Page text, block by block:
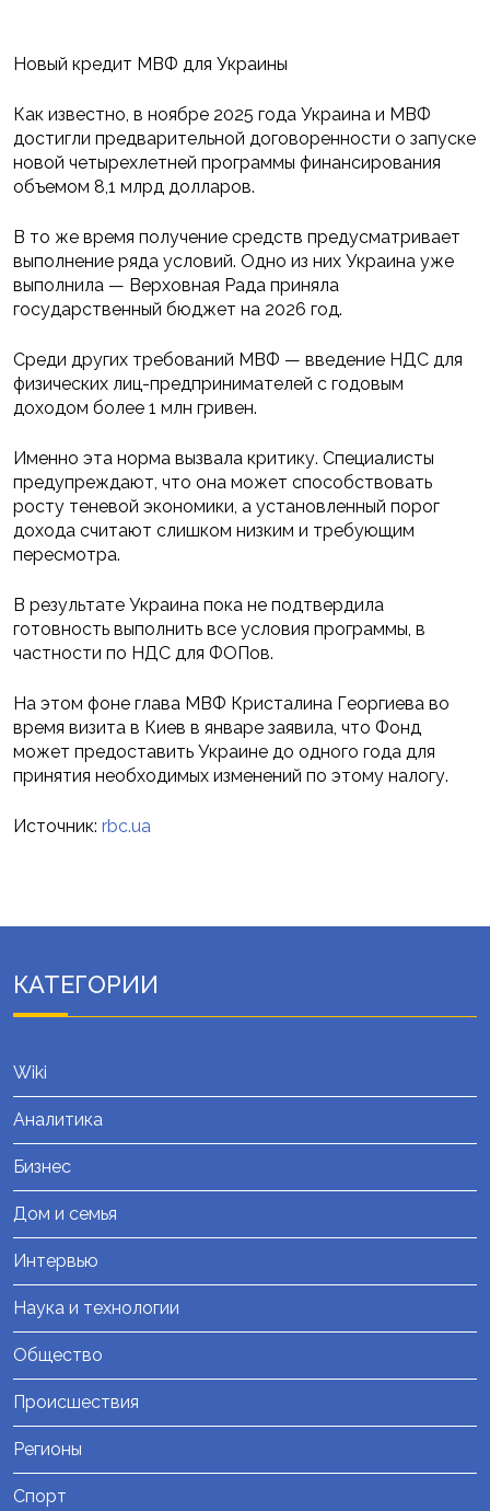
Новый кредит МВФ для Украины
Как известно, в ноябре 2025 года Украина и МВФ
достигли предварительной договоренности о запуске
новой четырехлетней программы финансирования
объемом 8,1 млрд долларов.
В то же время получение средств предусматривает
выполнение ряда условий. Одно из них Украина уже
выполнила — Верховная Рада приняла
государственный бюджет на 2026 год.
Среди других требований МВФ — введение НДС для
физических лиц-предпринимателей с годовым
доходом более 1 млн гривен.
Именно эта норма вызвала критику. Специалисты
предупреждают, что она может способствовать
росту теневой экономики, а установленный порог
дохода считают слишком низким и требующим
пересмотра.
В результате Украина пока не подтвердила
готовность выполнить все условия программы, в
частности по НДС для ФОПов.
На этом фоне глава МВФ Кристалина Георгиева во
время визита в Киев в январе заявила, что Фонд
может предоставить Украине до одного года для
принятия необходимых изменений по этому налогу.
Источник: rbc.ua
КАТЕГОРИИ
Wiki
Аналитика
Бизнес
Дом и семья
Интервью
Наука и технологии
Общество
Происшествия
Регионы
Спорт